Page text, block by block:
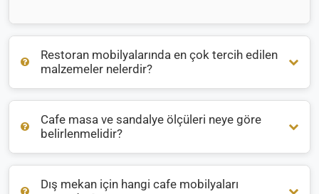
Restoran mobilyalarında en çok tercih edilen
malzemeler nelerdir?
Restoran mobilyalarında genellikleahşap ,metalverattan
malzemeler öne çıkar. İç mekanlarda sıcak bir atmosfer için
ahşap, dış mekanlarda ise hava koşullarına dayanıklı
alüminyum veya rattan tercih edilir.
Cafe masa ve sandalye ölçüleri neye göre
belirlenmelidir?
Masa ve sandalye ölçüleri, mekanın büyüklüğüne ve oturma
Dış mekan için hangi cafe mobilyaları